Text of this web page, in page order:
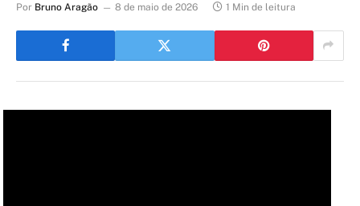
Por Bruno Aragão 8 de maio de 2026 1 Min de leitura